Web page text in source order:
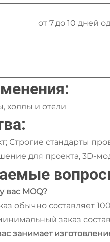
от 7 до 10 дней
холлы и отели
Строгие стандарты
для проекта, 3D-
вас MOQ?
обычно составляет
заказ
занимает